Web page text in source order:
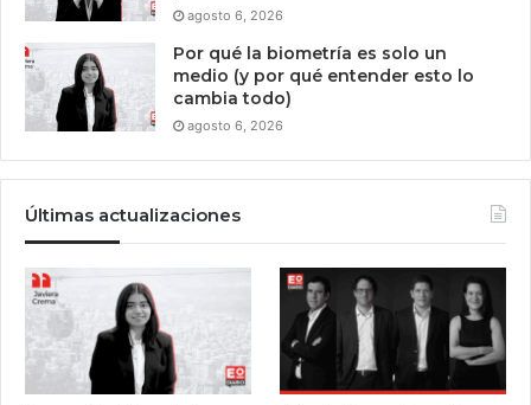
agosto 6, 2026
Por qué la biometría es solo un
medio (y por qué entender esto lo
cambia todo)
agosto 6, 2026
Últimas actualizaciones